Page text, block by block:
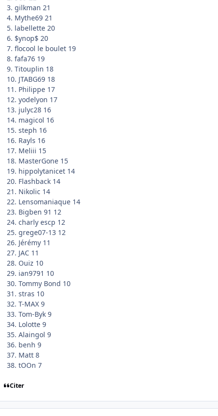
3. gilkman 21
4. Mythe69 21
5. labellette 20
6. $ynop$ 20
7. flocool le boulet 19
8. fafa76 19
9. Titouplin 18
10. JTABG69 18
11. Philippe 17
12. yodelyon 17
13. julyc28 16
14. magicol 16
15. steph 16
16. Rayls 16
17. Meliii 15
18. MasterGone 15
19. hippolytanicet 14
20. Flashback 14
21. Nikolic 14
22. Lensomaniaque 14
23. Bigben 91 12
24. charly escp 12
25. grege07-13 12
26. Jérémy 11
27. JAC 11
28. Ouiz 10
29. ian9791 10
30. Tommy Bond 10
31. stras 10
32. T-MAX 9
33. Tom-Byk 9
34. Lolotte 9
35. Alaingol 9
36. benh 9
37. Matt 8
38. tOOn 7
Citer